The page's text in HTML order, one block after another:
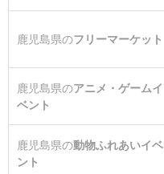
鹿児島県のフリーマーケット
鹿児島県のアニメ・ゲームイ
ベント
鹿児島県の動物ふれあいイベ
ント